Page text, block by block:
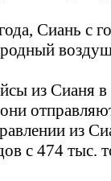
Сиань с
из Сианя
из
с 474 тыс.